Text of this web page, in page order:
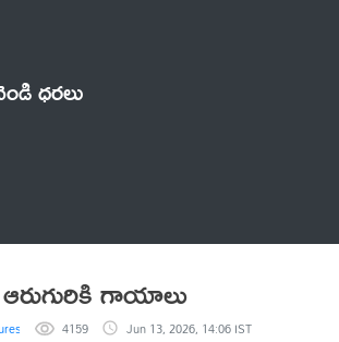
ధరలు
గాయాలు
4159 Jun 13, 2026, 14:06 IST